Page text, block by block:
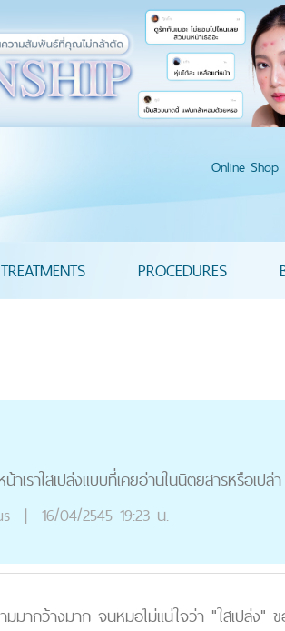
Online Shop
TREATMENTS PROCEDURES
เราใสเปล่งแบบที่เคยอ่านในนิตยสารหรือเปล่
| 16/04/2545 19:23 น.
ากว้างมาก จนหมอไม่แน่ใจว่า "ใสเปล่ง"